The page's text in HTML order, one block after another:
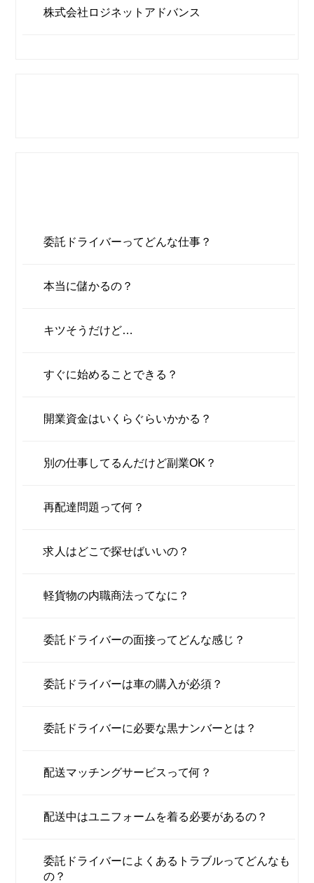
株式会社ロジネットアドバンス
委託ドライバーってどんな仕事？
本当に儲かるの？
キツそうだけど…
すぐに始めることできる？
開業資金はいくらぐらいかかる？
別の仕事してるんだけど副業OK？
再配達問題って何？
求人はどこで探せばいいの？
軽貨物の内職商法ってなに？
委託ドライバーの面接ってどんな感じ？
委託ドライバーは車の購入が必須？
委託ドライバーに必要な黒ナンバーとは？
配送マッチングサービスって何？
配送中はユニフォームを着る必要があるの？
委託ドライバーによくあるトラブルってどんなも
の？